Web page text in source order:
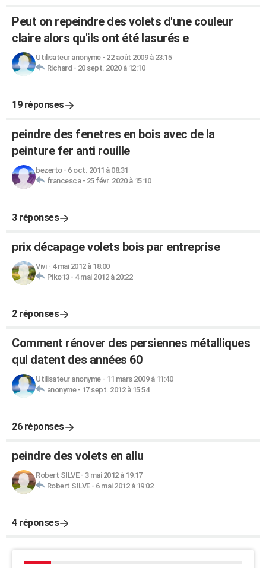
Peut on repeindre des volets d'une couleur
claire alors qu'ils ont été lasurés e
Utilisateur anonyme- 22 août 2009 à 23:15
Richard - 20 sept. 2020 à 12:10
19 réponses
peindre des fenetres en bois avec de la
peinture fer anti rouille
bezerto- 6 oct. 2011 à 08:31
francesca- 25 févr. 2020 à 15:10
3 réponses
prix décapage volets bois par entreprise
Vivi- 4 mai 2012 à 18:00
Piko13- 4 mai 2012 à 20:22
2 réponses
Comment rénover des persiennes métalliques
qui datent des années 60
Utilisateur anonyme- 11 mars 2009 à 11:40
anonyme- 17 sept. 2012 à 15:54
26 réponses
peindre des volets en allu
Robert SILVE- 3 mai 2012 à 19:17
Robert SILVE- 6 mai 2012 à 19:02
4 réponses